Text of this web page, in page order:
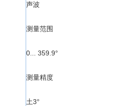
声波
测量范围
0... 359.9°
测量精度
土3°